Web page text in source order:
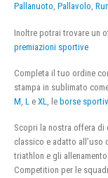
Pallanuoto, Pallavolo,
Inoltre potrai trovare un
premiazioni sportive
Completa il tuo ordine
stampa in sublimato
M L e XL , le borse
Scopri la nostra offera di
classico e adatto all’uso
triathlon e gli
Competition per le